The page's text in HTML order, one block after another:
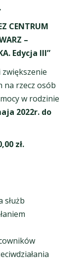
CENTRUM
–
Edycja III”
na rzecz osób
w rodzinie
2022r. do
zł.
służb